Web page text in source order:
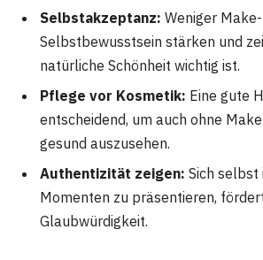
Selbstakzeptanz: Weniger
Selbstbewusstsein stärken und
natürliche Schönheit wichtig ist.
Pflege vor Kosmetik: Eine gute
entscheidend, um auch ohne
gesund auszusehen.
Authentizität zeigen: Sich selbst
Momenten zu präsentieren,
Glaubwürdigkeit.